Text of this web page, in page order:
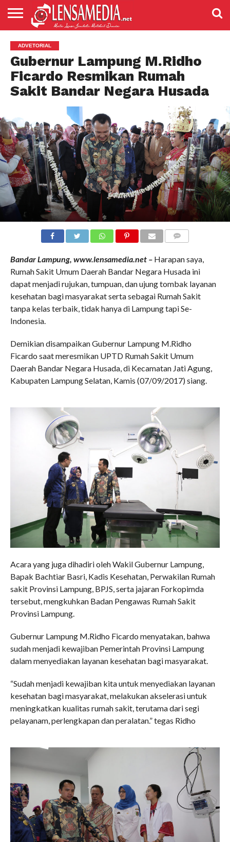
PENDIDIKAN
ENTERTAIMENT
POLITIK
PRISTIWA
SPORT
DAERAH
NASIONAL
ADVETORIAL
ADVETORIAL
Gubernur Lampung M.Ridho
Ficardo Resmikan Rumah
Sakit Bandar Negara Husada
Bandar Lampung, www.lensamedia.net – Harapan saya,
Rumah Sakit Umum Daerah Bandar Negara Husada ini
dapat menjadi rujukan, tumpuan, dan ujung tombak layanan
kesehatan bagi masyarakat serta sebagai Rumah Sakit
tanpa kelas terbaik, tidak hanya di Lampung tapi Se-
Indonesia.
Demikian disampaikan Gubernur Lampung M.Ridho
Ficardo saat meresmikan UPTD Rumah Sakit Umum
Daerah Bandar Negara Husada, di Kecamatan Jati Agung,
Kabupaten Lampung Selatan, Kamis (07/09/2017) siang.
Acara yang juga dihadiri oleh Wakil Gubernur Lampung,
Bapak Bachtiar Basri, Kadis Kesehatan, Perwakilan Rumah
sakit Provinsi Lampung, BPJS, serta jajaran Forkopimda
tersebut, mengkuhkan Badan Pengawas Rumah Sakit
Provinsi Lampung.
Gubernur Lampung M.Ridho Ficardo menyatakan, bahwa
sudah menjadi kewajiban Pemerintah Provinsi Lampung
dalam menyediakan layanan kesehatan bagi masyarakat.
“Sudah menjadi kewajiban kita untuk menyediakan layanan
kesehatan bagi masyarakat, melakukan akselerasi untuk
meningkatkan kualitas rumah sakit, terutama dari segi
pelayanam, perlengkapan dan peralatan.” tegas Ridho